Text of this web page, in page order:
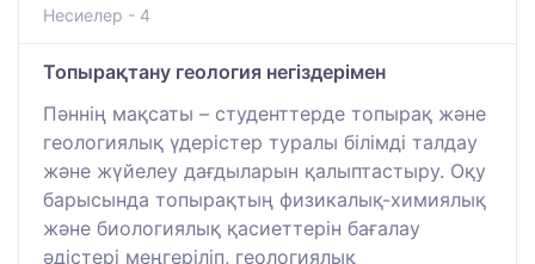
Несиелер - 4
Топырақтану геология негіздерімен
Пәннің мақсаты – студенттерде топырақ және
геологиялық үдерістер туралы білімді талдау
және жүйелеу дағдыларын қалыптастыру. Оқу
барысында топырақтың физикалық-химиялық
және биологиялық қасиеттерін бағалау
әдістері меңгеріліп, геологиялық